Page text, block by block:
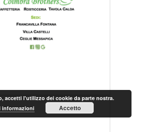
accetti l'utilizzo dei cookie da parte nostra.
informazioni
Accetto